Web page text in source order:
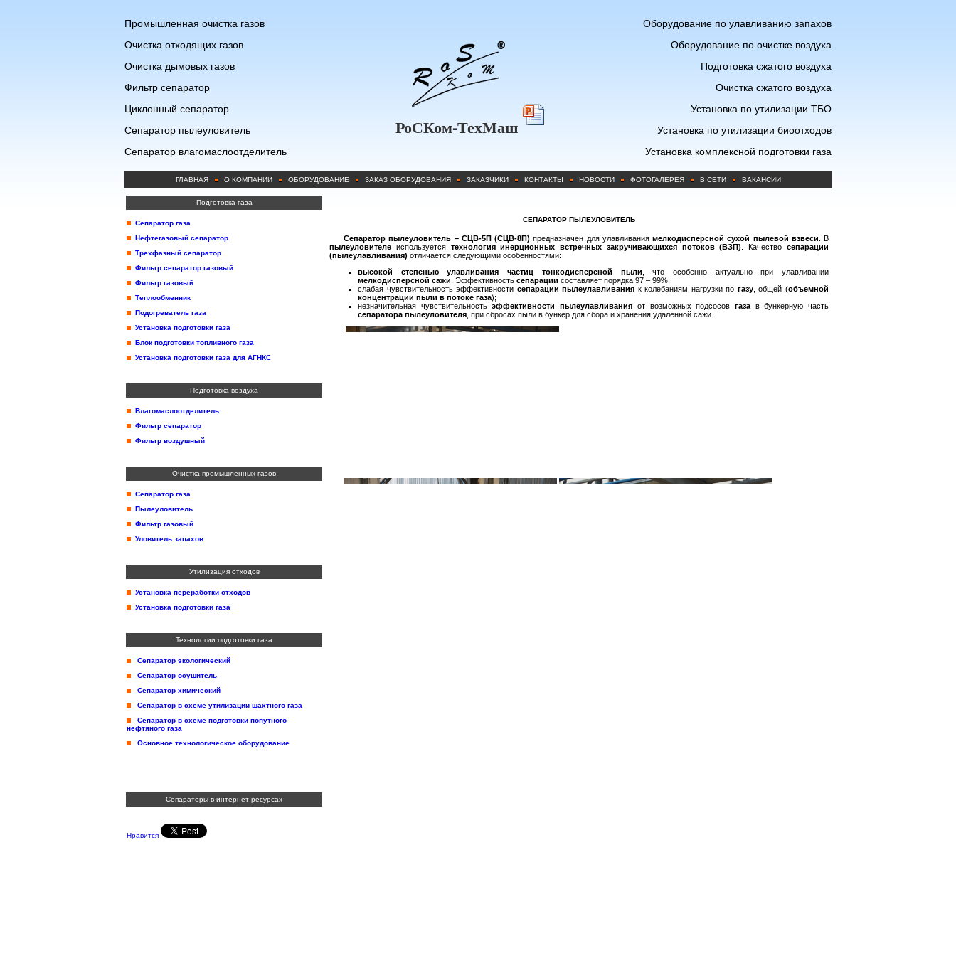
Промышленная очистка газов
Очистка отходящих газов
Очистка дымовых газов
Фильтр сепаратор
Циклонный сепаратор
Сепаратор пылеуловитель
Сепаратор влагомаслоотделитель
РоСКом-ТехМаш
Оборудование по улавливанию запахов
Оборудование по очистке воздуха
Подготовка сжатого воздуха
Очистка сжатого воздуха
Установка по утилизации ТБО
Установка по утилизации биоотходов
Установка комплексной подготовки газа
ГЛАВНАЯ О КОМПАНИИ ОБОРУДОВАНИЕ ЗАКАЗ ОБОРУДОВАНИЯ ЗАКАЗЧИКИ КОНТАКТЫ НОВОСТИ ФОТОГАЛЕРЕЯ В СЕТИ ВАКАНСИИ
Подготовка газа
Сепаратор газа
Нефтегазовый сепаратор
Трехфазный сепаратор
Фильтр сепаратор газовый
Фильтр газовый
Теплообменник
Подогреватель газа
Установка подготовки газа
Блок подготовки топливного газа
Установка подготовки газа для АГНКС
Подготовка воздуха
Влагомаслоотделитель
Фильтр сепаратор
Фильтр воздушный
Очистка промышленных газов
Сепаратор газа
Пылеуловитель
Фильтр газовый
Уловитель запахов
Утилизация отходов
Установка переработки отходов
Установка подготовки газа
Технологии подготовки газа
Сепаратор экологический
Сепаратор осушитель
Сепаратор химический
Сепаратор в схеме утилизации шахтного газа
Сепаратор в схеме подготовки попутного
нефтяного газа
Основное технологическое оборудование
Сепараторы в интернет ресурсах
Нравится
СЕПАРАТОР ПЫЛЕУЛОВИТЕЛЬ
Сепаратор пылеуловитель – СЦВ-5П (СЦВ-8П) предназначен для улавливания мелкодисперсной сухой пылевой взвеси . В
пылеуловителе используется технология инерционных встречных закручивающихся потоков (ВЗП) . Качествосепарации
(пылеулавливания) отличается следующими особенностями:
высокой степенью улавливания частиц тонкодисперсной пыли , что особенно актуально при улавливании
мелкодисперсной сажи . Эффективность сепарации составляет порядка 97 – 99%;
слабая чувствительность эффективности сепарации пылеулавливания к колебаниям нагрузки по газу, общей (объемной
концентрации пыли в потоке газа);
незначительная чувствительностьэффективности пылеулавливания от возможных подсосов газав бункерную часть
сепаратора пылеуловителя , при сбросах пыли в бункер для сбора и хранения удаленной сажи.